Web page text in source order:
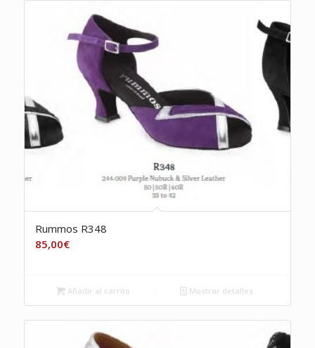
Rummos R348
85,00€
Añadir al carrito Mostrar detalles